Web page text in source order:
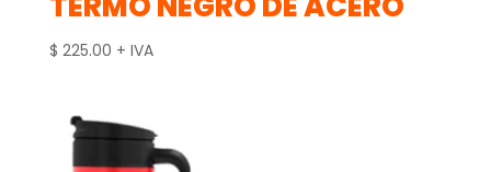
$ 225.00 + IVA